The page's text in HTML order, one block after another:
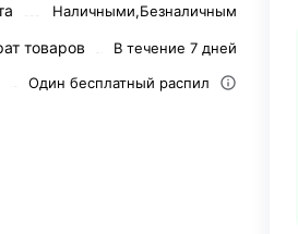
Наличными,Безналичным
товаров В течение 7 дней
Один бесплатный распил